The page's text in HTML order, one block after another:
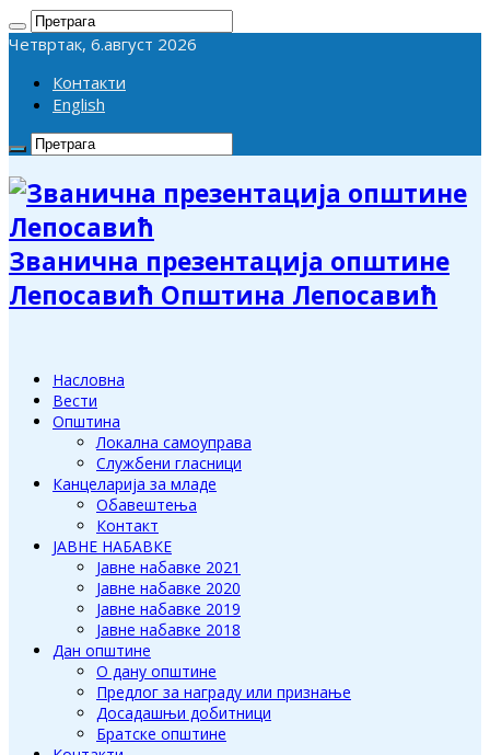
Четвртак, 6.август 2026
Контакти
English
Званична презентација општине
Лепосавић Општина Лепосавић
Насловна
Вести
Општина
Локална самоуправа
Службени гласници
Канцеларија за младе
Обавештења
Контакт
ЈАВНЕ НАБАВКЕ
Јавне набавке 2021
Јавне набавке 2020
Јавне набавке 2019
Јавне набавке 2018
Дан општине
О дану општине
Предлог за награду или признање
Досадашњи добитници
Братске општине